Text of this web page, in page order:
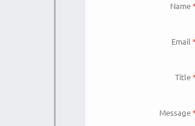
Name
Email
Title
Message